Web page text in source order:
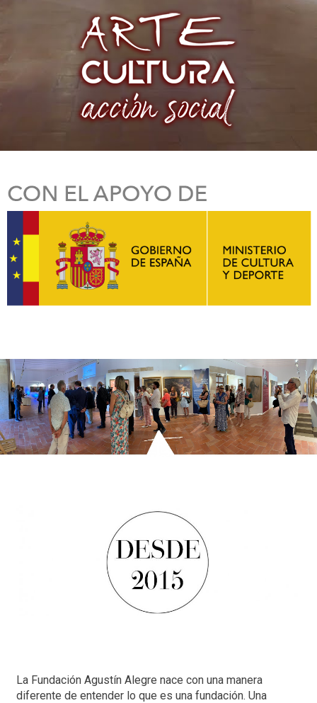
La Fundación Agustín Alegre nace con una manera
diferente de entender lo que es una fundación. Una